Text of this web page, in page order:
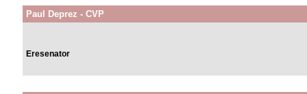
Paul Deprez - CVP
Eresenator